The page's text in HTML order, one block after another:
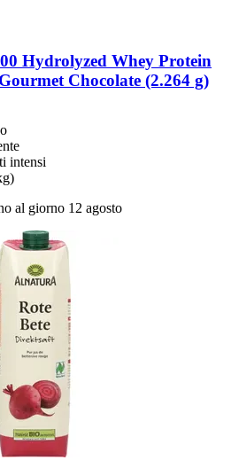
Hydrolyzed Whey Protein
Chocolate (2.264 g)
intensi
al giorno 12 agosto